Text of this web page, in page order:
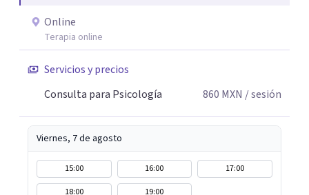
Online
Terapia online
Servicios y precios
Consulta para Psicología
860 MXN / sesión
Viernes, 7 de agosto
15:00 16:00
17:00
18:00
19:00